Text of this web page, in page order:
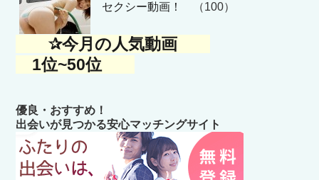
セクシー動画！
（100）
✰今月の人気動画
1位~50位
優良・おすすめ！
出会いが見つかる安心マッチングサイト